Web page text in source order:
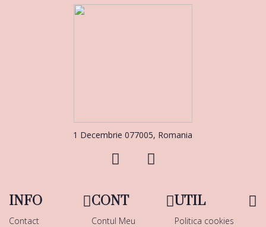
1 Decembrie 077005, Romania
INFO
Contact
CONT
Contul Meu
UTIL
Politica cookies